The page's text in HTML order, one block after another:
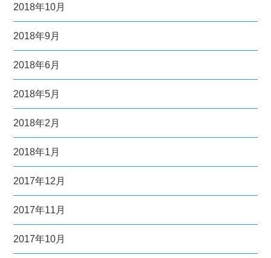
2018年10月
2018年9月
2018年6月
2018年5月
2018年2月
2018年1月
2017年12月
2017年11月
2017年10月